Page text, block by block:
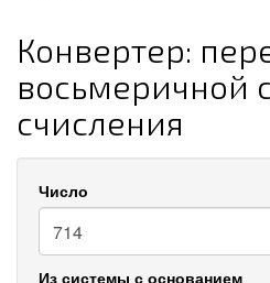
Конвертер:
восьмеричной
счисления
Число
Из системы с основанием